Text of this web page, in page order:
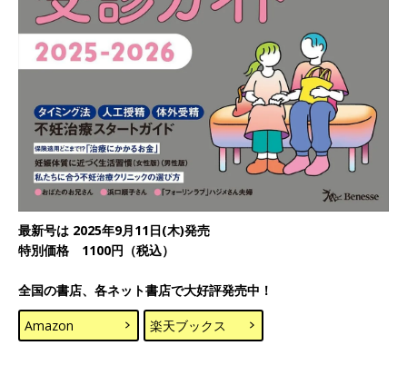
最新号は 2025年9月11日(木)発売
特別価格 1100円（税込）
全国の書店、各ネット書店で大好評発売中！
Amazon 楽天ブックス